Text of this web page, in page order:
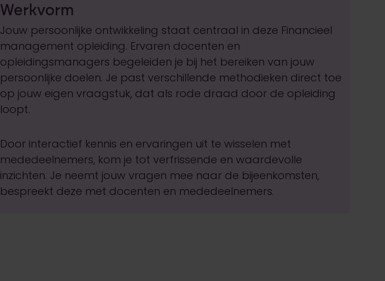
Werkvorm
Jouw persoonlijke ontwikkeling staat centraal in deze Financieel
management opleiding. Ervaren docenten en
opleidingsmanagers begeleiden je bij het bereiken van jouw
persoonlijke doelen. Je past verschillende methodieken direct toe
op jouw eigen vraagstuk, dat als rode draad door de opleiding
loopt.
Door interactief kennis en ervaringen uit te wisselen met
mededeelnemers, kom je tot verfrissende en waardevolle
inzichten. Je neemt jouw vragen mee naar de bijeenkomsten,
bespreekt deze met docenten en mededeelnemers.